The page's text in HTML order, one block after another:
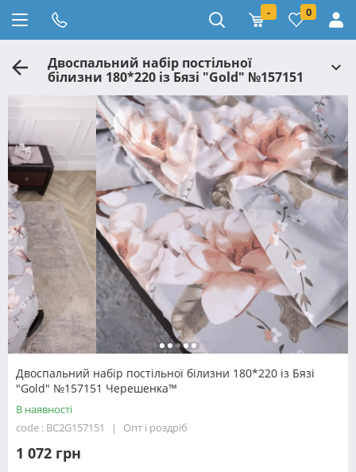
- 0
Двоспальний набір постільної
білизни 180*220 із Бязі "Gold" №157151
Черешенка™
Двоспальний набір постільної білизни 180*220 із Бязі
"Gold" №157151 Черешенка™
В наявності
code : BC2G157151
Опт і роздріб
1 072 грн